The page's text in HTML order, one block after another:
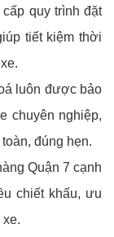
quy trình đặt
tiết kiệm thời
luôn được bảo
chuyên nghiệp,
đúng hẹn.
Quận 7 cạnh
chiết khấu, ưu